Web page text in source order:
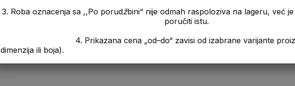
3. Roba oznacenja sa ,,Po porudžbini“ nije odmah raspoloziva na lageru, već
poručiti istu.
4. Prikazana cena „od–do“ zavisi od izabrane varijante
dimenzija ili boja).